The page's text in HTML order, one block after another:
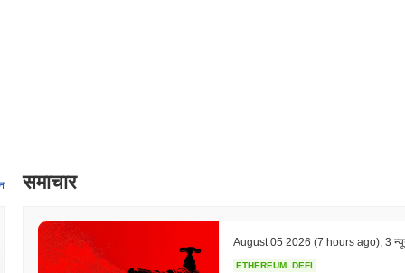
के साथ रणनीतिक साझेदारियों द्वारा और समृद्ध किया गया है, जो क्रॉस-चेन
उपयोगकर्ताओं दोनों की सेवा करती हैं।
आप बेस्ड नीरो के साथ क्या कर सकते हैं?
समाचार
August 05 2026 (7 hours ago) 3
ETHEREUM DEFI